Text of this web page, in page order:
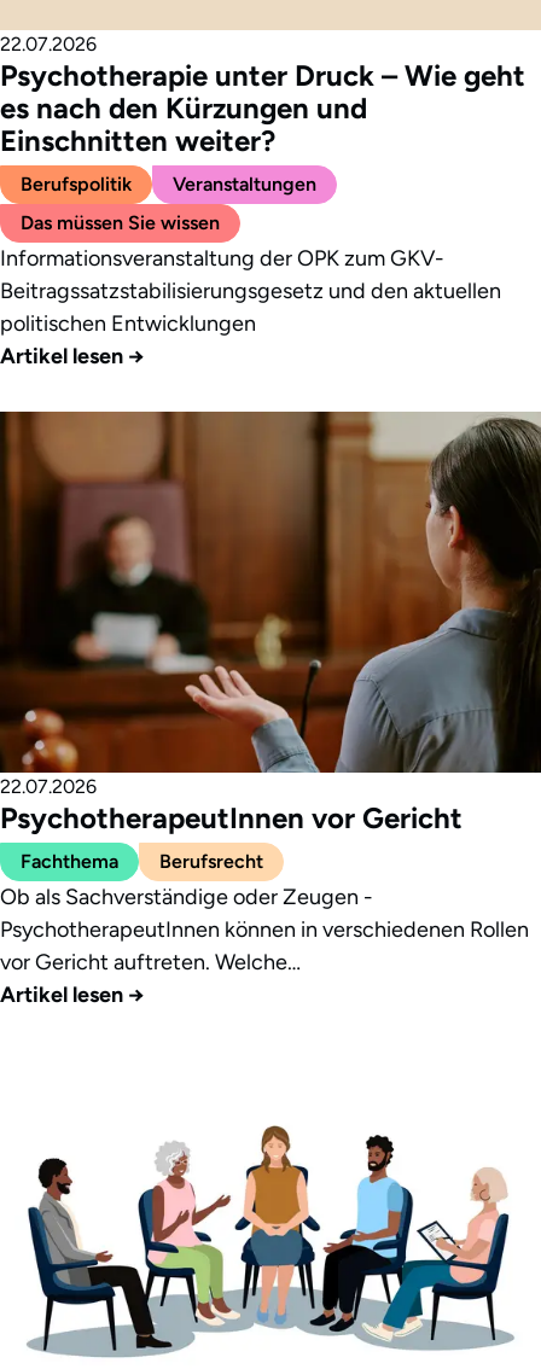
Psychotherapie unter Druck – Wie geht
es nach den Kürzungen und
Einschnitten weiter?
22.07.2026
Berufspolitik
Veranstaltungen
Das müssen Sie wissen
Informationsveranstaltung der OPK zum GKV-
Beitragssatzstabilisierungsgesetz und den aktuellen
politischen Entwicklungen
Artikel lesen →
PsychotherapeutInnen vor Gericht
22.07.2026
Fachthema Berufsrecht
Ob als Sachverständige oder Zeugen -
PsychotherapeutInnen können in verschiedenen Rollen
vor Gericht auftreten. Welche…
Artikel lesen →